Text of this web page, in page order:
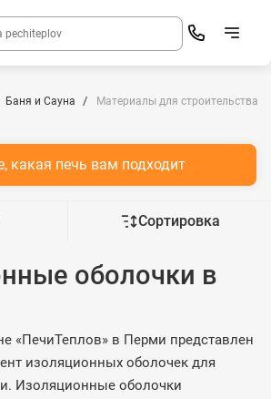
Баня и Сауна Материалы для строительства
какая печь вам подходит
Сортировка
оболочки в
«ПечиТеплов» в Перми представлен
изоляционных оболочек для
Изоляционные оболочки